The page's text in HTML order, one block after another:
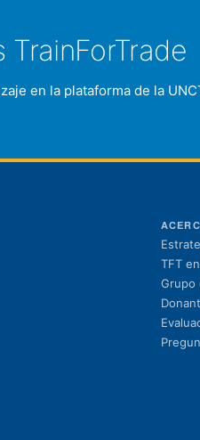
en la plataforma de la
TFT
Grupo